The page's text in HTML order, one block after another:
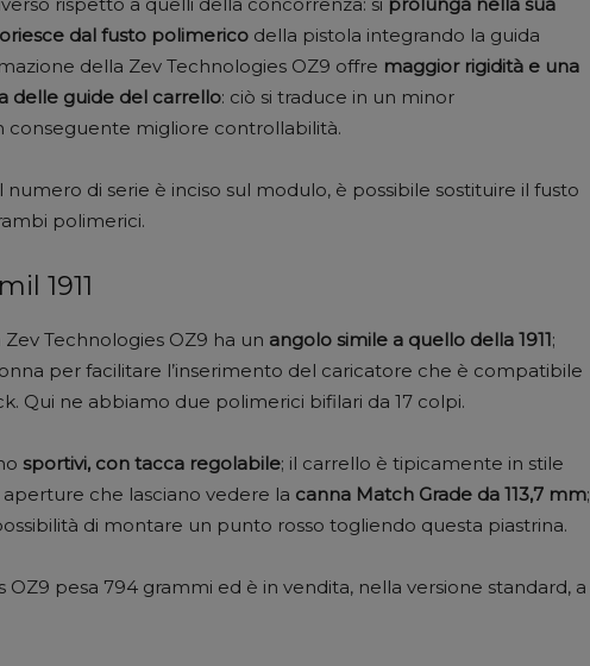
dal fusto polimerico della pistola integrando la guida
della Zev Technologies OZ9 offre maggior rigidità e una
delle guide del carrello: ciò si traduce in un minor
migliore controllabilità.
numero di serie è inciso sul modulo, è possibile sostituire il fusto
polimerici.
1911
Zev Technologies OZ9 ha un angolo simile a quello della 1911;
per facilitare l’inserimento del caricatore che è compatibile
Qui ne abbiamo due polimerici bifilari da 17 colpi.
sportivi, con tacca regolabile; il carrello è tipicamente in stile
che lasciano vedere la canna Match Grade da 113,7 mm;
di montare un punto rosso togliendo questa piastrina.
OZ9 pesa 794 grammi ed è in vendita, nella versione standard, a